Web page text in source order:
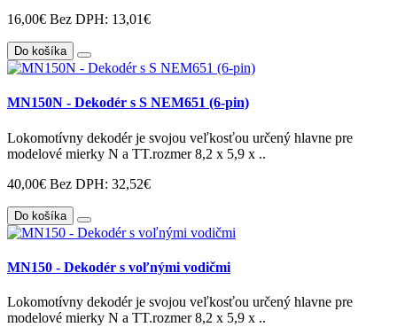
16,00€ Bez DPH: 13,01€
Do košíka
MN150N - Dekodér s S NEM651 (6-pin)
Lokomotívny dekodér je svojou veľkosťou určený hlavne pre
modelové mierky N a TT.rozmer 8,2 x 5,9 x ..
40,00€ Bez DPH: 32,52€
Do košíka
MN150 - Dekodér s voľnými vodičmi
Lokomotívny dekodér je svojou veľkosťou určený hlavne pre
modelové mierky N a TT.rozmer 8,2 x 5,9 x ..